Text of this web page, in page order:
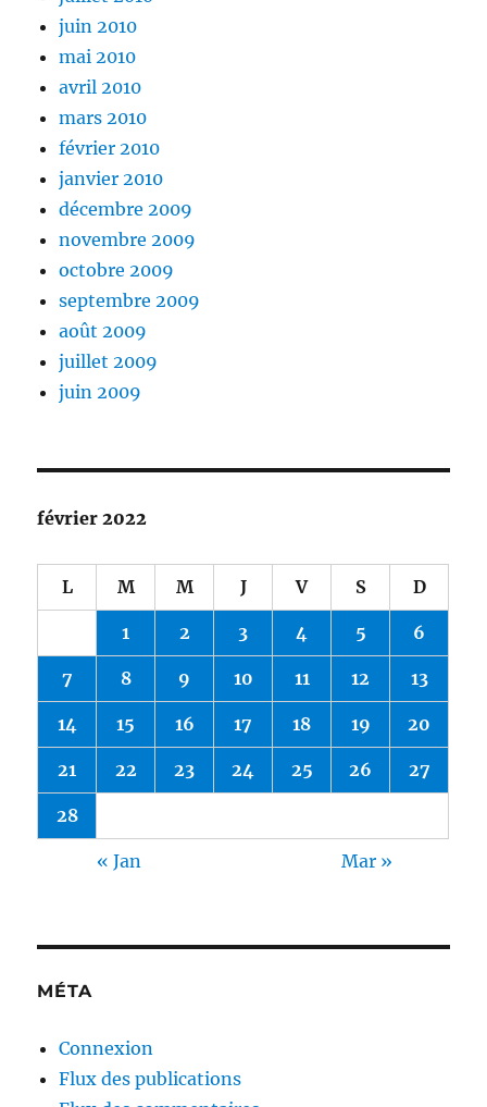
juin 2010
mai 2010
avril 2010
mars 2010
février 2010
janvier 2010
décembre 2009
novembre 2009
octobre 2009
septembre 2009
août 2009
juillet 2009
juin 2009
février 2022
L M M J V S D
1 2 3 4 5 6
7 8 9 10 11 12 13
14 15 16 17 18 19 20
21 22 23 24 25 26 27
28
« Jan Mar »
MÉTA
Connexion
Flux des publications